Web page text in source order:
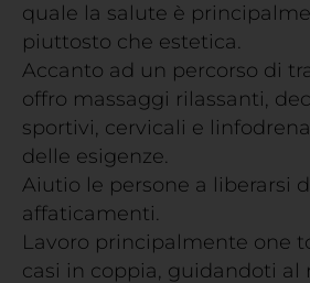
quale la salute è
piuttosto che estetica.
Accanto ad un percorso di
offro massaggi rilassanti,
sportivi, cervicali e
delle esigenze.
Aiutio le persone a liberarsi
affaticamenti.
Lavoro principalmente one
casi in coppia, guidandoti